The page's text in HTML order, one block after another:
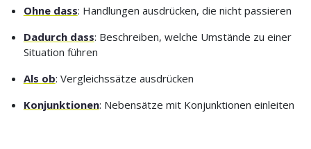
Ohne dass: Handlungen ausdrücken, die nicht passieren
Dadurch dass: Beschreiben, welche Umstände zu einer
Situation führen
Als ob: Vergleichssätze ausdrücken
Konjunktionen: Nebensätze mit Konjunktionen einleiten